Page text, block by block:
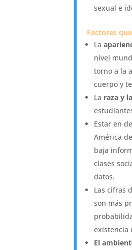
sexual e
Factores
La
nivel
torno a la
cuerpo y
La raza y
Estar en
América
baja
clases
datos.
Las cifras
son más
existencia
El